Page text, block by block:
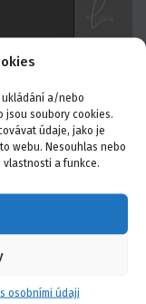
ukládání a/nebo
jsou soubory cookies.
údaje, jako je
webu. Nesouhlas nebo
a funkce.
osobními údaji
na kvalitu